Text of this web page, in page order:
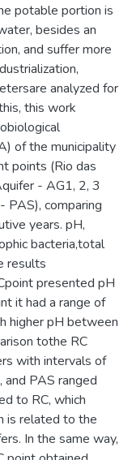
potable portion is
besides an
and suffer more
analyzed for
this work
of the municipality
points (Rio das
- AG1, 2, 3
PAS), comparing
years. pH,
bacteria,total
results
presented pH
it had a range of
higher pH between
tothe RC
with intervals of
PAS ranged
to RC, which
is related to the
In the same way,